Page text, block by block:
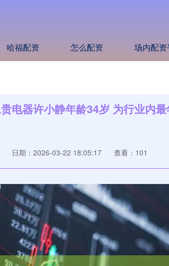
哈福配资 怎么配资 场内配资
电器许小静年龄34岁 为行业内
日期：2026-03-22 18:05:17 查看：101